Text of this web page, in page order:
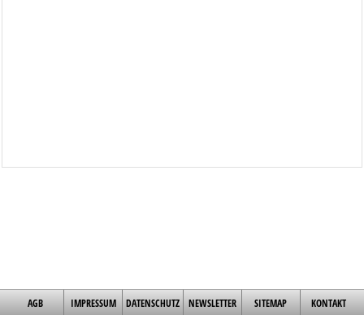
AGB IMPRESSUM DATENSCHUTZ NEWSLETTER SITEMAP KONTAKT